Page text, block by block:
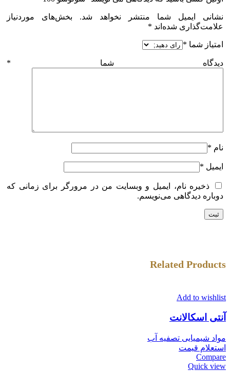
نشانی ایمیل شما منتشر نخواهد شد.
بخش‌های موردنیاز
علامت‌گذاری شده‌اند *
امتیاز شما *
دیدگاه شما *
نام *
ایمیل *
ذخیره نام، ایمیل و وبسایت من در مرورگر برای زمانی که
دوباره دیدگاهی می‌نویسم.
Related Products
Add to wishlist
آنتی اسکالانت
مواد شیمیایی تصفیه آب
استعلام قیمت
Compare
Quick view